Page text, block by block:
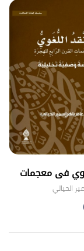
فى معجمات
للهجرة
الحيالي